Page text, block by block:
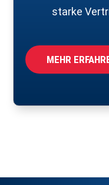
starke
MEHR